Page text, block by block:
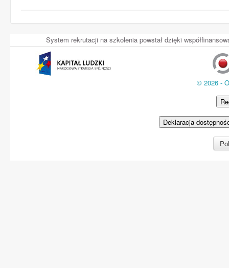
System rekrutacji na szkolenia powstał dzięki
© 2026 -
Deklaracja